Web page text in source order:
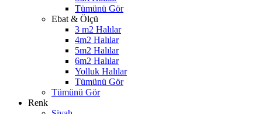
Tümünü Gör
Ebat & Ölçü
3 m2 Halılar
4m2 Halılar
5m2 Halılar
6m2 Halılar
Yolluk Halılar
Tümünü Gör
Tümünü Gör
Renk